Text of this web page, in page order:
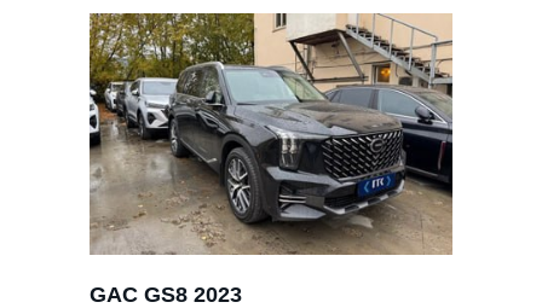
GAC GS8 2023